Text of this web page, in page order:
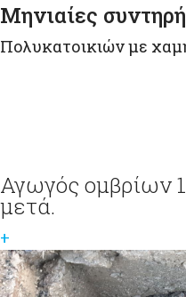
Μηνιαίες
Πολυκατοικιών με
Αγωγός ομβρίων
μετά.
+